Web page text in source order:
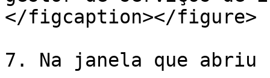
</figcaption></figure>
7. Na janela que